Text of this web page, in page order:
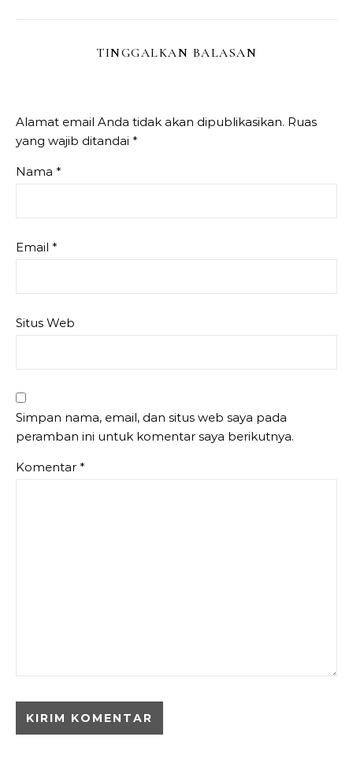
TINGGALKAN BALASAN
Alamat email Anda tidak akan dipublikasikan. Ruas
yang wajib ditandai *
Nama *
Email *
Situs Web
Simpan nama, email, dan situs web saya pada
peramban ini untuk komentar saya berikutnya.
Komentar *